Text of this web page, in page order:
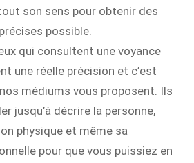
son sens pour obtenir des
possible.
qui consultent une voyance
une réelle précision et c’est
médiums vous proposent. Ils
jusqu’à décrire la personne,
physique et même sa
pour que vous puissiez en